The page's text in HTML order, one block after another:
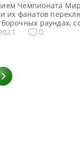
Чемпионата
их фанатов
раундах,
в Английском
0